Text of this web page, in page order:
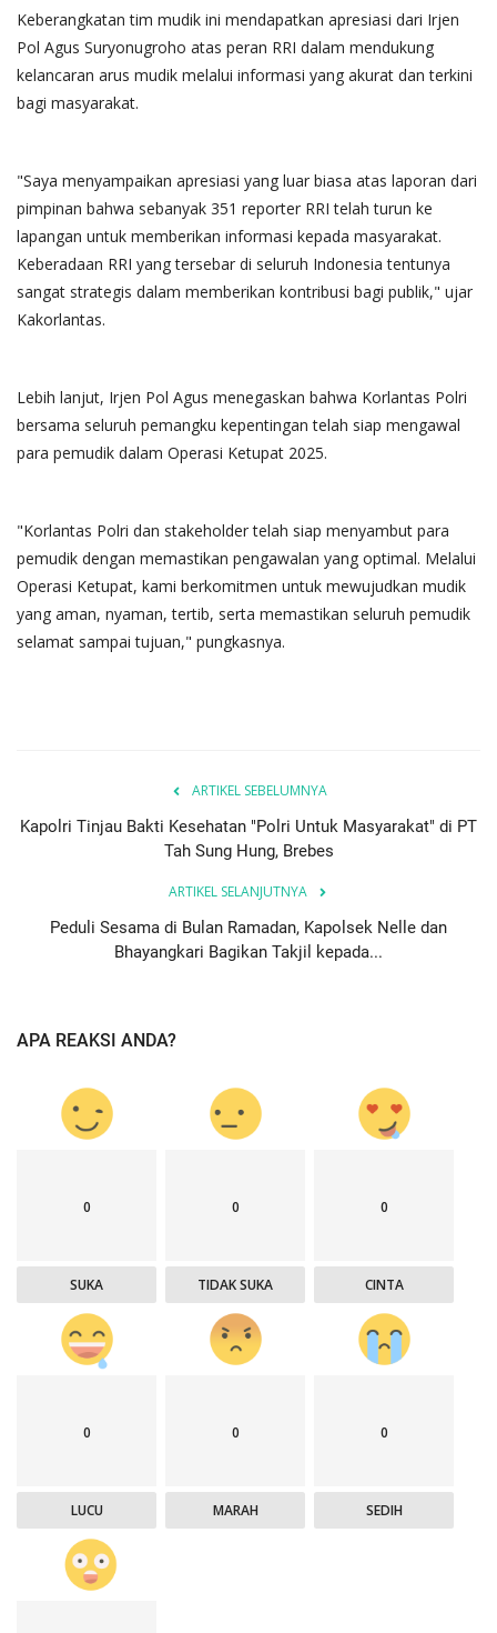
Keberangkatan tim mudik ini mendapatkan apresiasi dari Irjen
Pol Agus Suryonugroho atas peran RRI dalam mendukung
kelancaran arus mudik melalui informasi yang akurat dan terkini
bagi masyarakat.
"Saya menyampaikan apresiasi yang luar biasa atas laporan dari
pimpinan bahwa sebanyak 351 reporter RRI telah turun ke
lapangan untuk memberikan informasi kepada masyarakat.
Keberadaan RRI yang tersebar di seluruh Indonesia tentunya
sangat strategis dalam memberikan kontribusi bagi publik," ujar
Kakorlantas.
Lebih lanjut, Irjen Pol Agus menegaskan bahwa Korlantas Polri
bersama seluruh pemangku kepentingan telah siap mengawal
para pemudik dalam Operasi Ketupat 2025.
"Korlantas Polri dan stakeholder telah siap menyambut para
pemudik dengan memastikan pengawalan yang optimal. Melalui
Operasi Ketupat, kami berkomitmen untuk mewujudkan mudik
yang aman, nyaman, tertib, serta memastikan seluruh pemudik
selamat sampai tujuan," pungkasnya.
ARTIKEL SEBELUMNYA
Kapolri Tinjau Bakti Kesehatan "Polri Untuk Masyarakat" di PT
Tah Sung Hung, Brebes
ARTIKEL SELANJUTNYA
Peduli Sesama di Bulan Ramadan, Kapolsek Nelle dan
Bhayangkari Bagikan Takjil kepada...
APA REAKSI ANDA?
0
SUKA
0
TIDAK SUKA
0
CINTA
0
LUCU
0
MARAH
0
SEDIH